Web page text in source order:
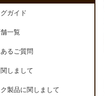
ガイド
一覧
るご質問
しまして
製品に関しまして